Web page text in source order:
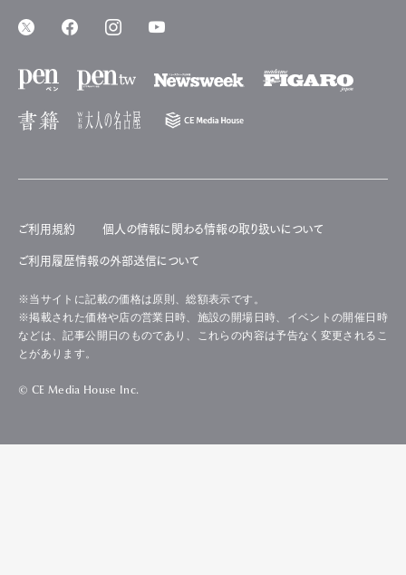
ご利用規約 個人の情報に関わる情報の取り扱いについて
ご利用履歴情報の外部送信について
※当サイトに記載の価格は原則、総額表示です。
※掲載された価格や店の営業日時、施設の開場日時、イベントの開催日時
などは、記事公開日のものであり、これらの内容は予告なく変更されるこ
とがあります。
© CE Media House Inc.